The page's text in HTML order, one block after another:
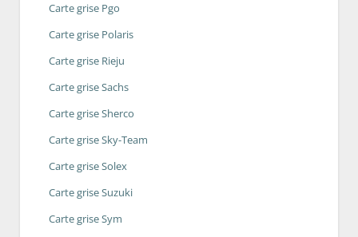
Carte grise Pgo
Carte grise Polaris
Carte grise Rieju
Carte grise Sachs
Carte grise Sherco
Carte grise Sky-Team
Carte grise Solex
Carte grise Suzuki
Carte grise Sym